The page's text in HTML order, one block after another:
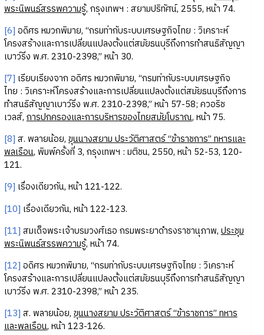
พระนิพนธ์สรรพความรู้, กรุงเทพฯ : สยามปริทัศน์, 2555, หน้า 74.
[6] อดิศร หมวกพิมาย, “กรมท่ากับระบบเศรษฐกิจไทย : วิเคราะห์
โครงสร้างและการเปลี่ยนแปลงตั้งแต่สมัยธนบุรีถึงการทำสนธิสัญญา
เบาว์ริ่ง พ.ศ. 2310-2398,” หน้า 30.
[7] เรียบเรียงจาก อดิศร หมวกพิมาย, “กรมท่ากับระบบเศรษฐกิจ
ไทย : วิเคราะห์โครงสร้างและการเปลี่ยนแปลงตั้งแต่สมัยธนบุรีถึงการ
ทำสนธิสัญญาเบาว์ริ่ง พ.ศ. 2310-2398,” หน้า 57-58; ควอริช
เวลส์,การปกครองและการบริหารของไทยสมัยโบราณ, หน้า 75.
[8] ส. พลายน้อย,ขุนนางสยาม ประวัติศาสตร์ “ข้าราชการ” ทหารและ
พลเรือน, พิมพ์ครั้งที่ 3, กรุงเทพฯ : มติชน, 2550, หน้า 52-53, 120-
121.
[9] เรื่องเดียวกัน, หน้า 121-122.
[10] เรื่องเดียวกัน, หน้า 122-123.
[11] สมเด็จพระเจ้าบรมวงศ์เธอ กรมพระยาดำรงราชานุภาพ,ประชุม
พระนิพนธ์สรรพความรู้, หน้า 74.
[12] อดิศร หมวกพิมาย, “กรมท่ากับระบบเศรษฐกิจไทย : วิเคราะห์
โครงสร้างและการเปลี่ยนแปลงตั้งแต่สมัยธนบุรีถึงการทำสนธิสัญญา
เบาว์ริ่ง พ.ศ. 2310-2398,” หน้า 235.
[13] ส. พลายน้อย,ขุนนางสยาม ประวัติศาสตร์ “ข้าราชการ” ทหาร
และพลเรือน, หน้า 123-126.